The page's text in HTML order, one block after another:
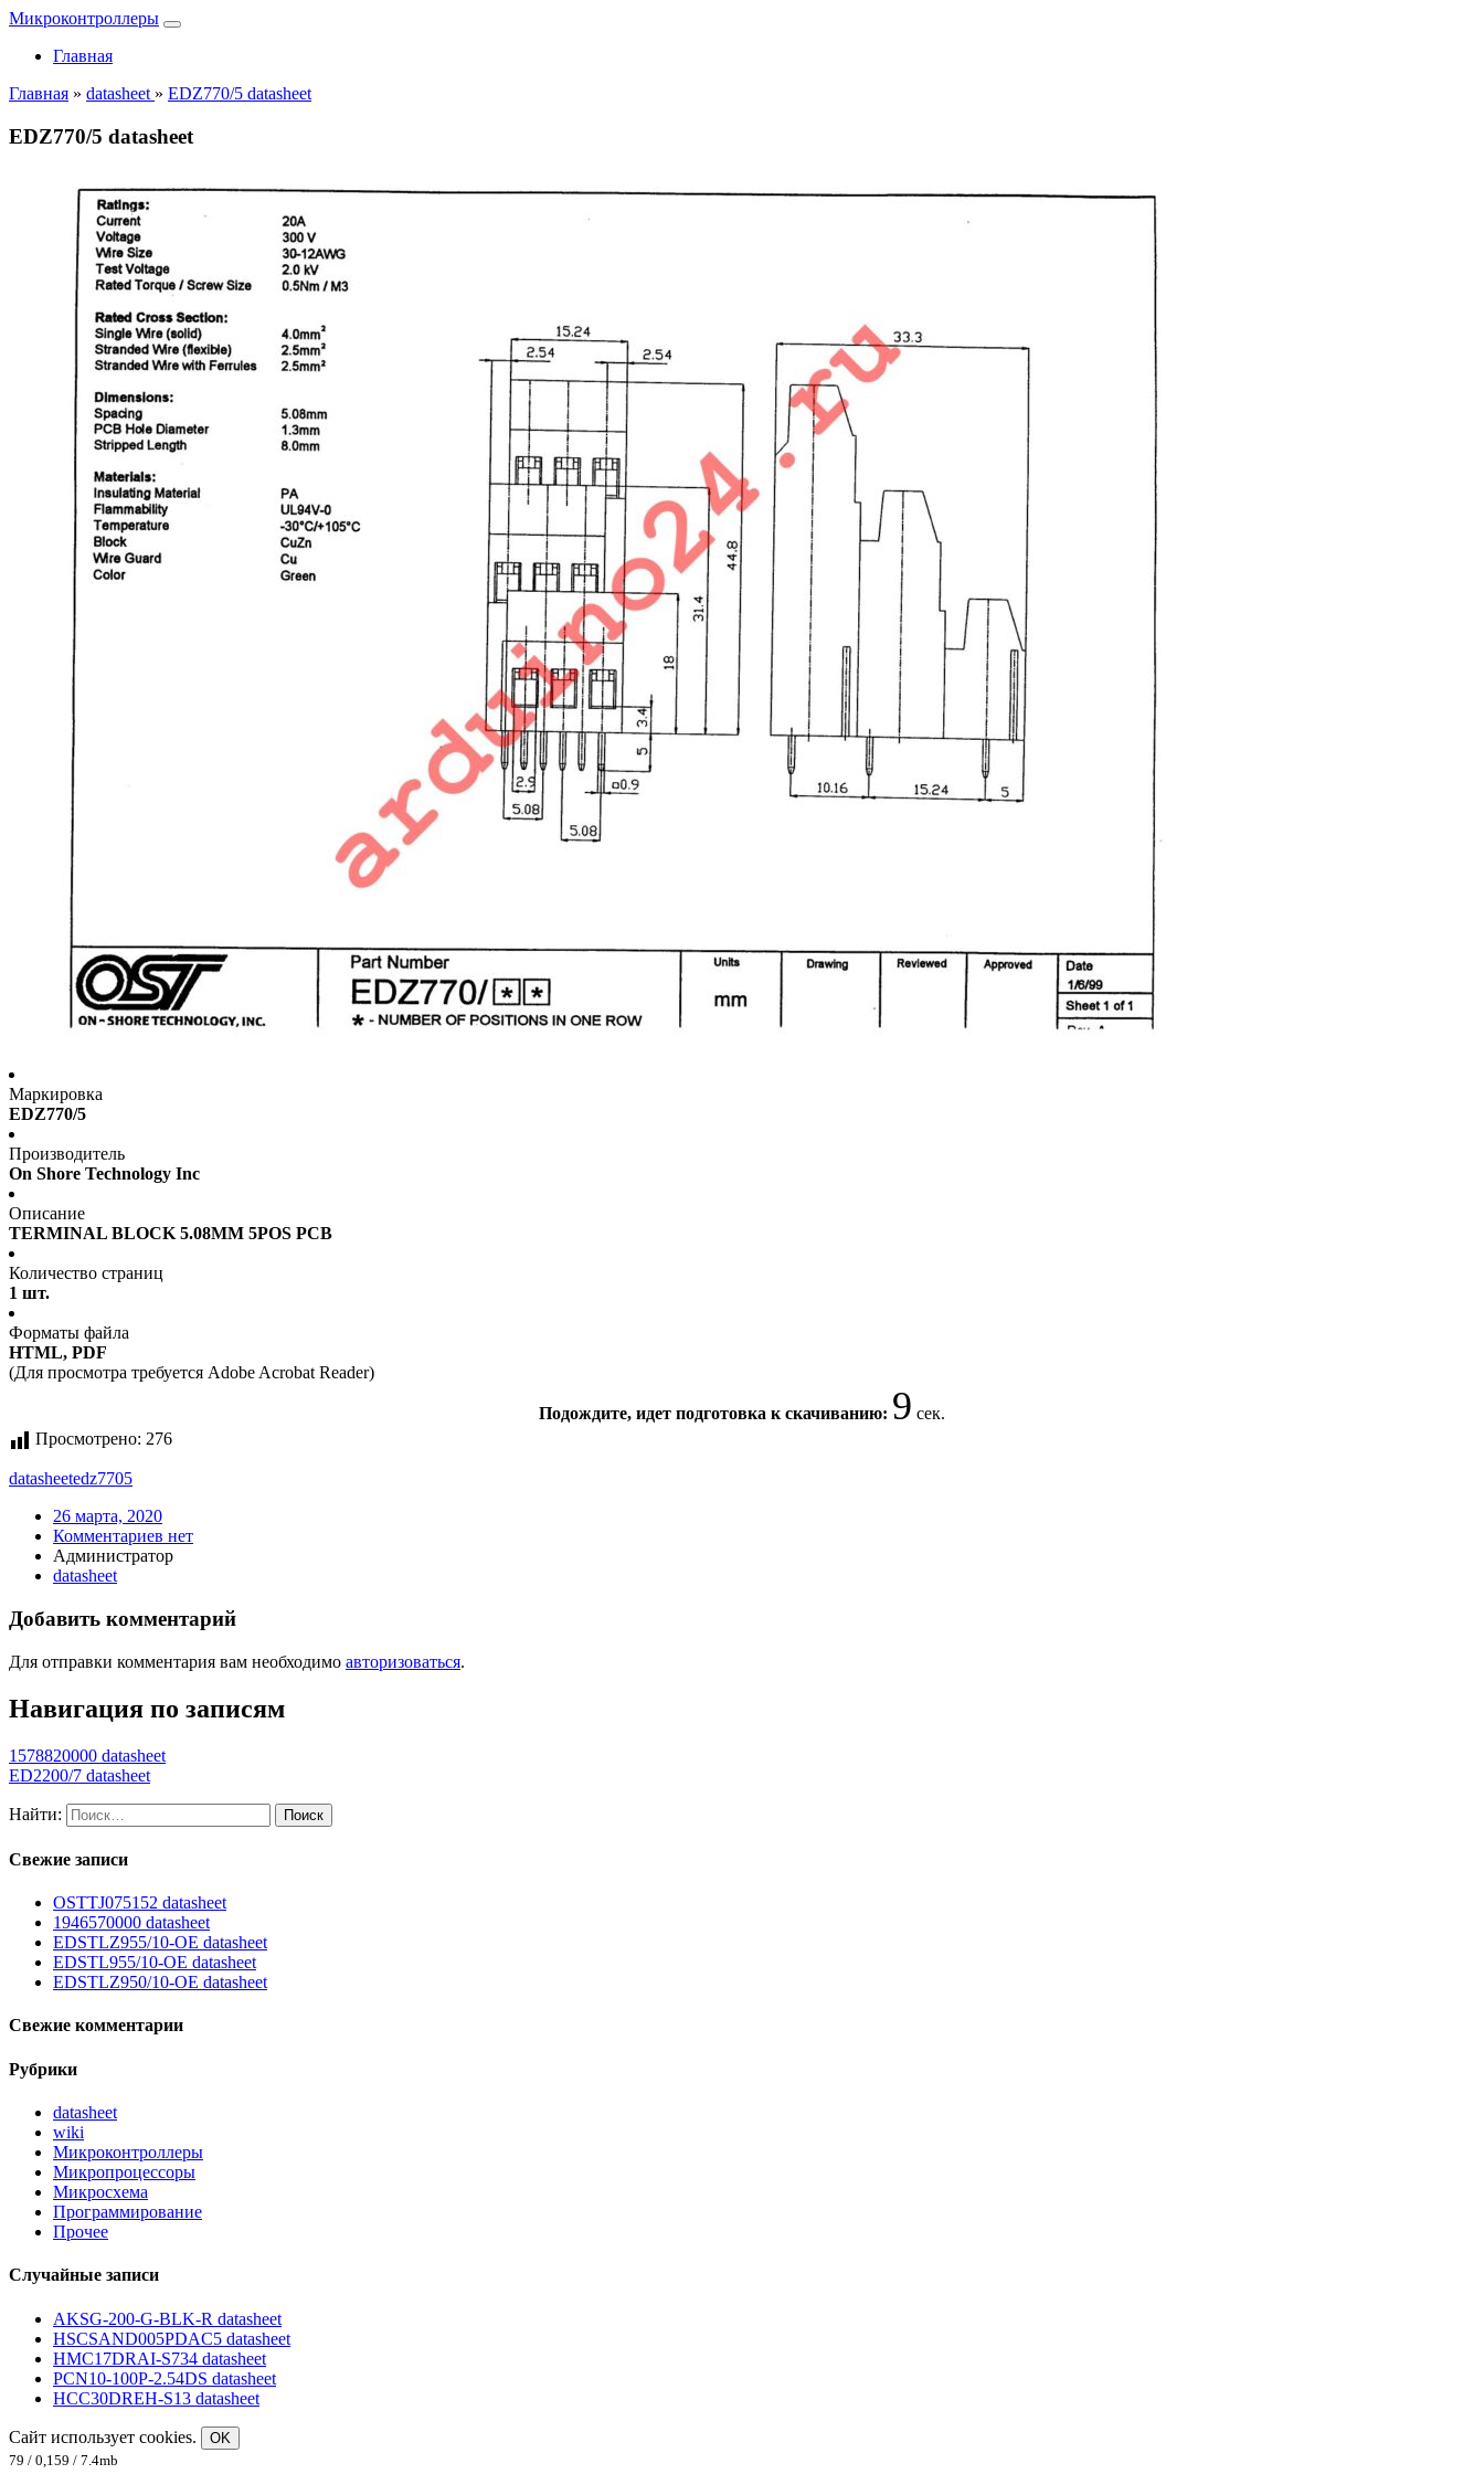
Микроконтроллеры
Главная
Главная » datasheet » EDZ770/5 datasheet
EDZ770/5 datasheet
Маркировка
EDZ770/5
Производитель
On Shore Technology Inc
Описание
TERMINAL BLOCK 5.08MM 5POS PCB
Количество страниц
1 шт.
Форматы файла
HTML, PDF
(Для просмотра требуется Adobe Acrobat Reader)
Подождите, идет подготовка к скачиванию: 8 сек.
Просмотрено: 276
datasheetedz7705
26 марта, 2020
Комментариев нет
Администратор
datasheet
Добавить комментарий
Для отправки комментария вам необходимо авторизоваться.
Навигация по записям
1578820000 datasheet
ED2200/7 datasheet
Найти:
Свежие записи
OSTTJ075152 datasheet
1946570000 datasheet
EDSTLZ955/10-OE datasheet
EDSTL955/10-OE datasheet
EDSTLZ950/10-OE datasheet
Свежие комментарии
Рубрики
datasheet
wiki
Микроконтроллеры
Микропроцессоры
Микросхема
Программирование
Прочее
Случайные записи
AKSG-200-G-BLK-R datasheet
HSCSAND005PDAC5 datasheet
HMC17DRAI-S734 datasheet
PCN10-100P-2.54DS datasheet
HCC30DREH-S13 datasheet
Сайт использует cookies.
OK
79 / 0,159 / 7.4mb